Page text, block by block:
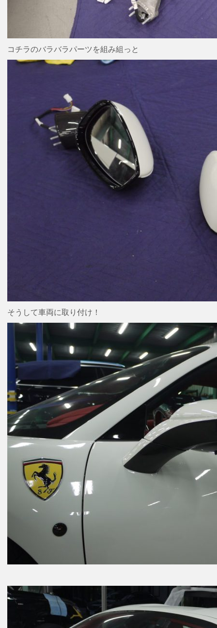
コチラのバラバラパーツを組み組っと
そうして車両に取り付け！